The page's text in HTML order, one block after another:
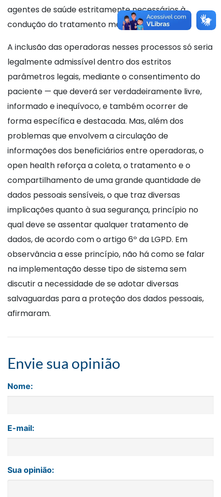
agentes de saúde estritamente necessários à
condução do tratamento médico.
A inclusão das operadoras nesses processos só seria
legalmente admissível dentro dos estritos
parâmetros legais, mediante o consentimento do
paciente — que deverá ser verdadeiramente livre,
informado e inequívoco, e também ocorrer de
forma específica e destacada. Mas, além dos
problemas que envolvem a circulação de
informações dos beneficiários entre operadoras, o
open health reforça a coleta, o tratamento e o
compartilhamento de uma grande quantidade de
dados pessoais sensíveis, o que traz diversas
implicações quanto à sua segurança, princípio no
qual deve se assentar qualquer tratamento de
dados, de acordo com o artigo 6º da LGPD. Em
observância a esse princípio, não há como se falar
na implementação desse tipo de sistema sem
discutir a necessidade de se adotar diversas
salvaguardas para a proteção dos dados pessoais,
afirmaram.
Envie sua opinião
Nome:
E-mail:
Sua opinião: